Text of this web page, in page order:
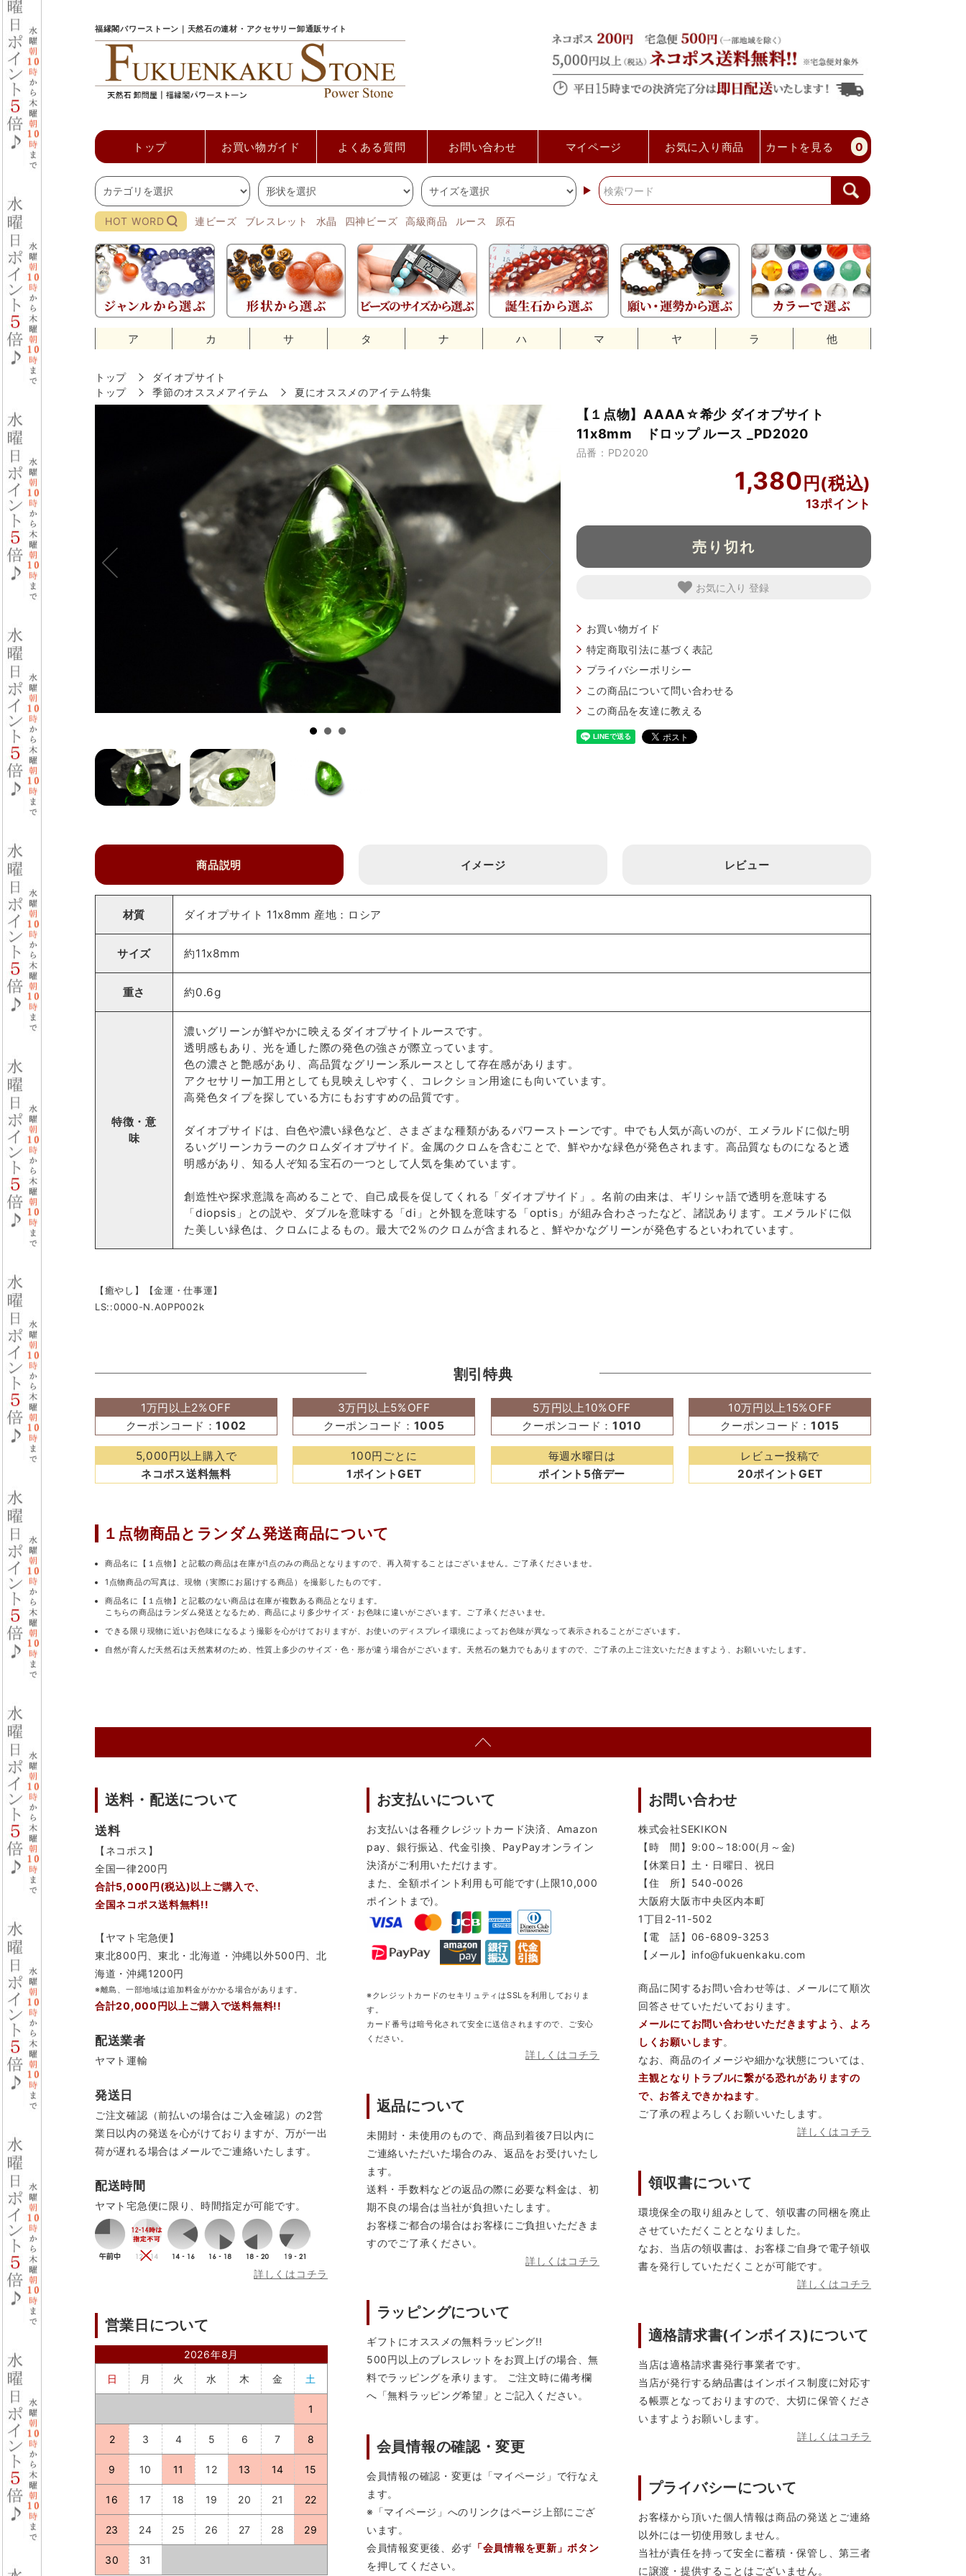
福縁閣パワーストーン｜天然石の連材・アクセサリー卸通販サイト
トップ お買い物ガイド よくある質問 お問い合わせ マイページ お気に入り商品 カートを見る 0
HOT WORD 連ビーズ ブレスレット 水晶 四神ビーズ 高級商品 ルース 原石
ア カ サ タ ナ ハ マ ヤ ラ 他
トップ
ダイオプサイト
トップ
季節のオススメアイテム 夏にオススメのアイテム特集
【１点物】AAAA☆希少 ダイオプサイト
11x8mm ドロップ ルース _PD2020
品番：PD2020
1,380
13ポイント
売り切れ
お気に入り
お買い物ガイド
特定商取引法に基づく表記
プライバシーポリシー
この商品について問い合わせる
この商品を友達に教える
商品説明 イメージ レビュー
材質 ダイオプサイト 11x8mm 産地：ロシア
サイズ 約11x8mm
重さ 約0.6g
特徴・意
味
濃いグリーンが鮮やかに映えるダイオプサイトルースです。
透明感もあり、光を通した際の発色の強さが際立っています。
色の濃さと艶感があり、高品質なグリーン系ルースとして存在感があります。
アクセサリー加工用としても見映えしやすく、コレクション用途にも向いています。
高発色タイプを探している方にもおすすめの品質です。
ダイオプサイドは、白色や濃い緑色など、さまざまな種類があるパワーストーンです。中でも人気が高いのが、エメラルドに似た明
るいグリーンカラーのクロムダイオプサイド。金属のクロムを含むことで、鮮やかな緑色が発色されます。高品質なものになると透
明感があり、知る人ぞ知る宝石の一つとして人気を集めています。
創造性や探求意識を高めることで、自己成長を促してくれる「ダイオプサイド」。名前の由来は、ギリシャ語で透明を意味する
「diopsis」との説や、ダブルを意味する「di」と外観を意味する「optis」が組み合わさったなど、諸説あります。エメラルドに似
た美しい緑色は、クロムによるもの。最大で2％のクロムが含まれると、鮮やかなグリーンが発色するといわれています。
【癒やし】【金運・仕事運】
LS::0000-N.A0PP002k
割引特典
1万円以上2%OFF
クーポンコード：1002
3万円以上5%OFF
クーポンコード： 1005
5万円以上10%OFF
クーポンコード：1010
10万円以上15%OFF
クーポンコード： 1015
5,000円以上購入で
ネコポス送料無料
100円ごとに
1ポイントGET
毎週水曜日は
ポイント5倍デー
レビュー投稿で
20ポイントGET
１点物商品と ランダム発送商品について
商品名に【１点物】と記載の商品は在庫が1点のみの商品となりますので、再入荷することはございません。ご了承くださいませ。
1点物商品の写真は、現物（実際にお届けする商品）を撮影したものです。
商品名に【１点物】と記載のない商品は在庫が複数ある商品となります。
こちらの商品はランダム発送となるため、商品により多少サイズ・お色味に違いがございます。ご了承くださいませ。
できる限り現物に近いお色味になるよう撮影を心がけておりますが、お使いのディスプレイ環境によってお色味が異なって表示されることがございます。
自然が育んだ天然石は天然素材のため、性質上多少のサイズ・色・形が違う場合がございます。天然石の魅力でもありますので、ご了承の上ご注文いただきますよう、お願いいたします。
送料・配送について
送料
【ネコポス】
全国一律200円
合計5,000円(税込)以上ご購入で、
全国ネコポス送料無料!!
【ヤマト宅急便】
東北800円、東北・北海道・沖縄以外500円、北
海道・沖縄1200円
※離島、一部地域は追加料金がかかる場合があります。
合計20,000円以上ご購入で送料無料!!
配送業者
ヤマト運輸
発送日
ご注文確認（前払いの場合はご入金確認）の2営
業日以内の発送を心がけておりますが、万が一出
荷が遅れる場合はメールでご連絡いたします。
配送時間
ヤマト宅急便に限り、時間指定が可能です。
詳しくはコチラ
営業日について
2026年8月
日
月 火 水 木 金 土
1
2 3 4 5 6 7 8
9 10 11 12 13 14 15
16 17 18 19 20 21 22
23 24 25 26 27 28 29
30 31
お支払いについて
お支払いは各種クレジットカード決済、Amazon
pay、銀行振込、代金引換、PayPayオンライン
決済がご利用いただけます。
また、全額ポイント利用も可能です(上限10,000
ポイントまで)。
※クレジットカードのセキリュティはSSLを利用しておりま
す。
カード番号は暗号化されて安全に送信されますので、ご安心
ください。
詳しくはコチラ
返品について
未開封・未使用のもので、商品到着後7日以内に
ご連絡いただいた場合のみ、返品をお受けいたし
ます。
送料・手数料などの返品の際に必要な料金は、初
期不良の場合は当社が負担いたします。
お客様ご都合の場合はお客様にご負担いただきま
すのでご了承ください。
詳しくはコチラ
ラッピングについて
ギフトにオススメの無料ラッピング!!
500円以上のブレスレットをお買上げの場合、無
料でラッピングを承ります。 ご注文時に備考欄
へ「無料ラッピング希望」とご記入ください。
会員情報の確認・変更
会員情報の確認・変更は「マイページ」で行なえ
ます。
※「マイページ」へのリンクはページ上部にござ
います。
会員情報変更後、必ず 「会員情報を更新」ボタン
を押してください。
お問い合わせ
株式会社SEKIKON
【時 間】9:00～18:00(月～金)
【休業日】土・日曜日、祝日
【住 所】540-0026
大阪府大阪市中央区内本町
1丁目2-11-502
【電 話】06-6809-3253
【メール】info@fukuenkaku.com
商品に関するお問い合わせ等は、メールにて順次
回答させていただいております。
メールにてお問い合わせいただきますよう、よろ
しくお願いします。
なお、商品のイメージや細かな状態については、
主観となりトラブルに繋がる恐れがありますの
で、お答えできかねます。
ご了承の程よろしくお願いいたします。
詳しくはコチラ
領収書について
環境保全の取り組みとして、領収書の同梱を廃止
させていただくこととなりました。
なお、当店の領収書は、お客様ご自身で電子領収
書を発行していただくことが可能です。
詳しくはコチラ
適格請求書(インボイス)について
当店は適格請求書発行事業者です。
当店が発行する納品書はインボイス制度に対応す
る帳票となっておりますので、大切に保管くださ
いますようお願いします。
詳しくはコチラ
プライバシーについて
お客様から頂いた個人情報は商品の発送とご連絡
以外には一切使用致しません。
当社が責任を持って安全に蓄積・保管し、第三者
に譲渡・提供することはございません。